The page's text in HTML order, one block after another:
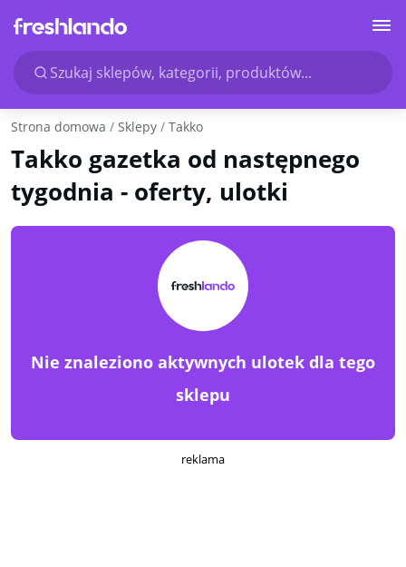
Szukaj sklepów, kategorii, produktów...
Strona domowa Sklepy Takko
Takko gazetka od następnego
tygodnia - oferty, ulotki
Nie znaleziono aktywnych ulotek dla tego
sklepu
reklama